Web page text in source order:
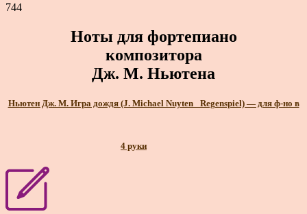
744
Ноты для фортепиано
композитора
Дж. М. Ньютена
Ньютен Дж. М. Игра дождя (J. Michael Nuyten_ Regenspiel) — для ф-но в
4 руки